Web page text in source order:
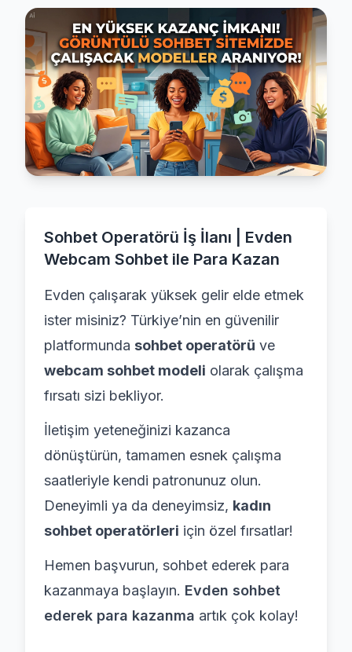
Sohbet Operatörü İş İlanı | Evden
Webcam Sohbet ile Para Kazan
Evden çalışarak yüksek gelir elde etmek
ister misiniz? Türkiye’nin en güvenilir
platformunda sohbet operatörü ve
webcam sohbet modeli olarak çalışma
fırsatı sizi bekliyor.
İletişim yeteneğinizi kazanca
dönüştürün, tamamen esnek çalışma
saatleriyle kendi patronunuz olun.
Deneyimli ya da deneyimsiz, kadın
sohbet operatörleri için özel fırsatlar!
Hemen başvurun, sohbet ederek para
kazanmaya başlayın. Evden sohbet
ederek para kazanma artık çok kolay!